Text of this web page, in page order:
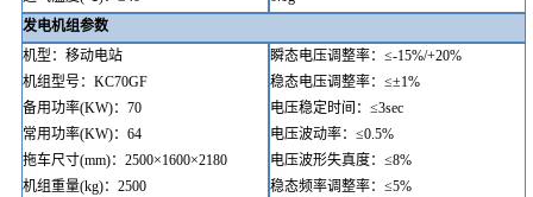
发电机组参数
机型：移动电站
机组型号：KC70GF
备用功率(KW)：70
常用功率(KW)：64
拖车尺寸(mm)：2500×1600×2180
机组重量(kg)：2500
瞬态电压调整率：≤-15%/+20%
稳态电压调整率：≤±1%
电压稳定时间：≤3sec
电压波动率：≤0.5%
电压波形失真度：≤8%
稳态频率调整率：≤5%